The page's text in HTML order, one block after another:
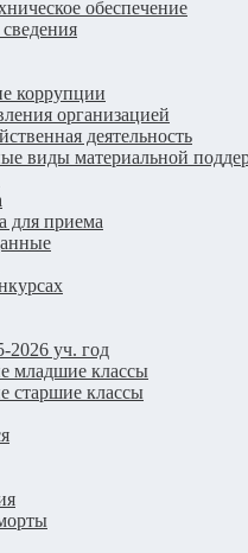
обеспечение
коррупции
организацией
деятельность
виды материальной
для приема
2026 уч. год
младшие классы
старшие классы